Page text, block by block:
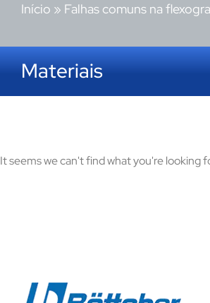
Início » Falhas comuns na
Materiais
It seems we can't find what you're looking